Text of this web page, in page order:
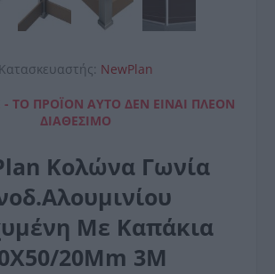
Κατασκευαστής: NewPlan
ΤΟ ΠΡΟΪΌΝ ΑΥΤΌ ΔΕΝ ΕΊΝΑΙ ΠΛΈΟΝ
ΔΙΑΘΈΣΙΜΟ
Κολώνα Γωνία
Με Καπάκια
20Mm 3Μ